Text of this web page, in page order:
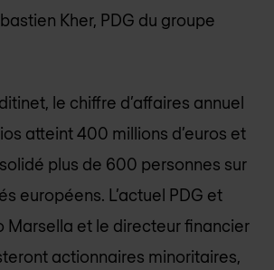
Kher, PDG du groupe
le chiffre d’affaires annuel
atteint 400 millions d’euros et
plus de 600 personnes sur
européens. L’actuel PDG et
Marsella et le directeur financier
actionnaires minoritaires,